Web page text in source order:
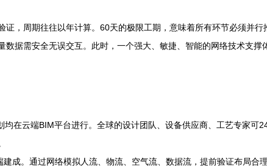
，周期往往以年计算。60天的极限工期，意味着所有环节必须并
据需安全无误交互。此时，一个强大、敏捷、智能的网络技术支撑体
在云端BIM平台进行。全球的设计团队、设备供应商、工艺专家可
成。通过网络模拟人流、物流、空气流、数据流，提前验证布局合